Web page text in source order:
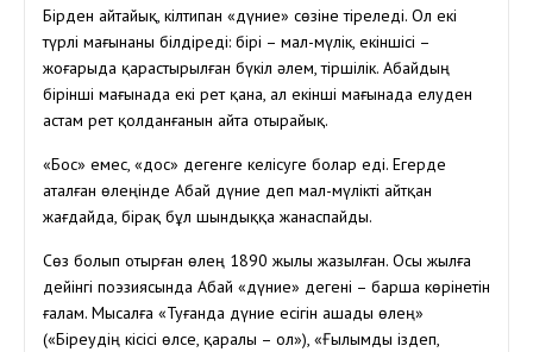
Бірден айтайық, кілтипан «дүние» сөзіне тіреледі. Ол екі
түрлі мағынаны білдіреді: бірі – мал-мүлік, екіншісі –
жоғарыда қарастырылған бүкіл әлем, тіршілік. Абайдың
бірінші мағынада екі рет қана, ал екінші мағынада елуден
астам рет қолданғанын айта отырайық.
«Бос» емес, «дос» дегенге келісуге болар еді. Егерде
аталған өлеңінде Абай дүние деп мал-мүлікті айтқан
жағдайда, бірақ бұл шындыққа жанаспайды.
Сөз болып отырған өлең 1890 жылы жазылған. Осы жылға
дейінгі поэзиясында Абай «дүние» дегені – барша көрінетін
ғалам. Мысалға «Туғанда дүние есігін ашады өлең»
(«Біреудің кісісі өлсе, қаралы – ол»), «Ғылымды іздеп,